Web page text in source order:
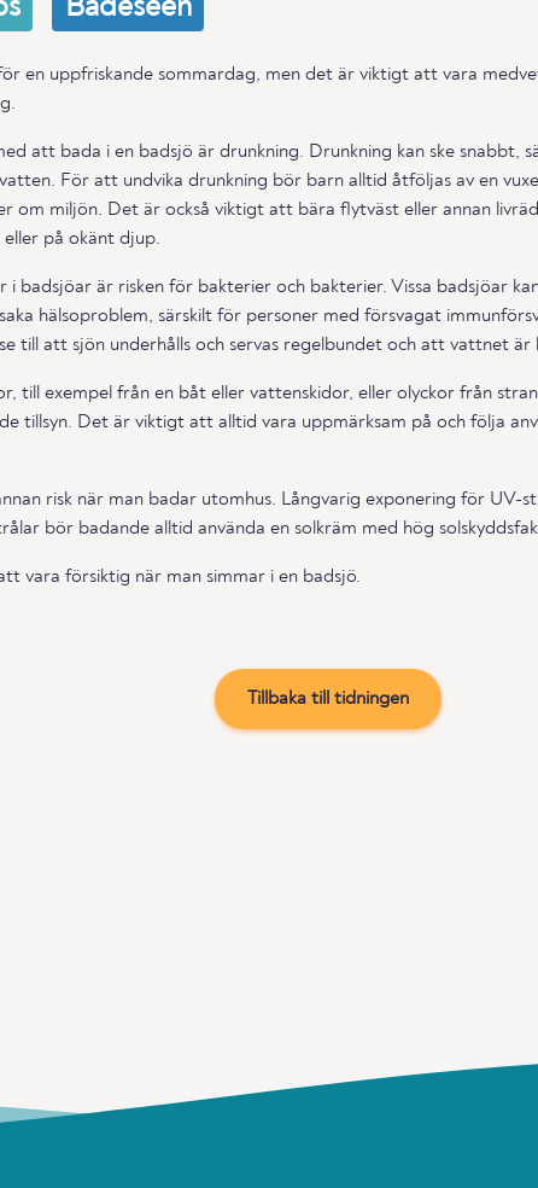
Badeseen
en uppfriskande sommardag, men det är viktigt att vara
att bada i en badsjö är drunkning. Drunkning kan ske snabbt,
För att undvika drunkning bör barn alltid åtföljas av en
om miljön. Det är också viktigt att bära flytväst eller annan
på okänt djup.
i badsjöar är risken för bakterier och bakterier. Vissa badsjöar
hälsoproblem, särskilt för personer med försvagat
till att sjön underhålls och servas regelbundet och att vattnet är
till exempel från en båt eller vattenskidor, eller olyckor från
tillsyn. Det är viktigt att alltid vara uppmärksam på och följa
risk när man badar utomhus. Långvarig exponering för UV-
bör badande alltid använda en solkräm med hög
vara försiktig när man simmar i en badsjö.
Tillbaka till tidningen